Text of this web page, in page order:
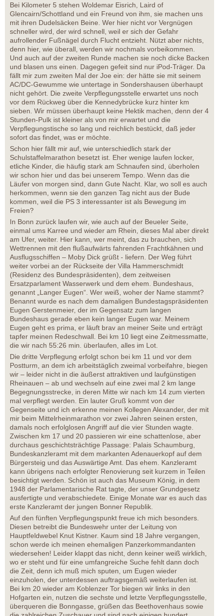
Bei Kilometer 5 stehen Woldemar Eisrich, Laird of
Glencairn/Schottland und ein Freund von ihm, sie machen uns
mit ihren Dudelsäcken Beine. Wer hier nicht vor Vergnügen
schneller wird, der wird schnell, weil er sich der Gefahr
aufrollender Fußnägel durch Flucht entzieht. Nützt aber nichts,
denn hier, wie überall, werden wir nochmals vorbeikommen.
Und auch auf der zweiten Runde machen sie noch dicke Backen
und blasen uns einen. Dagegen gefeit sind nur iPod-Träger. Da
fällt mir zum zweiten Mal der Joe ein: der hätte sie mit seinem
AC/DC-Gewumme wie untertage in Sondershausen überhaupt
nicht gehört. Die zweite Verpflegungsstelle erwartet uns noch
vor dem Rückweg über die Kennedybrücke kurz hinter km
sieben. Wir müssen überhaupt keine Hektik machen, denn der 4
Stunden-Pulk ist kleiner als von mir erwartet und die
Verpflegungstische so lang und reichlich bestückt, daß jeder
sofort das findet, was er möchte.
Schon hier fällt mir auf, wie unterschiedlich stark der
Schulstaffelmarathon besetzt ist. Eher wenige laufen locker,
etliche Kinder, die häufig stark am Schnaufen sind, überholen
wir schon hier und das bei unserem Tempo. Wenn das die
Läufer von morgen sind, dann Gute Nacht. Klar, wo soll es auch
herkommen, wenn sie den ganzen Tag nicht aus der Bude
kommen, weil die PS 3 interessanter ist als Bewegung im
Freien?
In Bonn zurück laufen wir, wie auch auf der Beueler Seite,
einmal ums Karree und wieder am Rhein, dieses Mal aber direkt
am Ufer, weiter. Hier kann, wer meint, das zu brauchen, sich
Wettrennen mit den flußaufwärts fahrenden Frachtkähnen und
Ausflugsschiffen – Moby Dick grüßt - liefern. Der Weg führt
weiter vorbei an der Rückseite der Villa Hammerschmidt
(Residenz des Bundespräsidenten), dem zeitweisen
Ersatzparlament Wasserwerk und dem ehem. Bundeshaus,
genannt „Langer Eugen“. Wer weiß, woher der Name stammt?
Benannt wurde es nach dem damaligen Bundestagspräsidenten
Eugen Gerstenmeier, der im Gegensatz zum langen
Bundeshaus gerade eben kein langer Eugen war. Meinem
Eugen geht es prima, er läuft brav an meiner Seite und erträgt
tapfer meinen Redeschwall. Bei km 10 liegt eine Zeitmessmatte,
die wir nach 55:26 min. überlaufen, alles im Lot.
Die dritte Verpflegung erfolgt schon bei km 11 und vor dem
Postturm, an dem ich arbeitstäglich zweimal vorbeifahre, biegen
wir – leider nicht in die äußerst attraktiven und laufgünstigen
Rheinauen – ab und wechseln auf eine zwei mal 2 km lange
Begegnungsstrecke, in deren Mitte wir nach km 14 zum vierten
mal verpflegt werden. Ein lauter Gruß kommt von der
Gegenseite und ich erkenne meinen Kollegen Alexander, der mit
mir beim Mittelrheinmarathon vor zwei Jahren seinen ersten,
damals noch erfolglosen Angriff auf die vier Stunden wagte.
Zwischen km 17 und 20 passieren wir eine schattenlose, aber
durchaus geschichtsträchtige Passage: Palais Schaumburg,
Bundeskanzleramt mit dem markanten Adenauerkopf auf dem
Bürgersteig und das Auswärtige Amt. Das ehem. Kanzleramt
kann übrigens nach erfolgter Renovierung seit kurzem in Teilen
besichtigt werden. Schön ist auch das Museum König, in dem
1948 der Parlamentarische Rat tagte, der unser Grundgesetz
ausfertigte und verabschiedete. Einige Monate war es auch das
erste Kanzleramt der jungen Bonner Republik.
Auf den fünften Verpflegungspunkt freue ich mich besonders.
Diesen betreibt die Bundeswehr unter der Leitung von
Hauptfeldwebel Knut Kistner. Kaum sind 18 Jahre vergangen,
schon werde ich meinen ehemaligen Panzerkommandanten
wiedersehen! Leider klappt das nicht, denn keiner weiß wirklich,
wo er steht und für eine umfangreiche Suche fehlt dann doch
die Zeit, denn ich muß mich sputen, um Eugen wieder
einzuholen, der unterdessen auftragsgemäß weiterlaufen ist.
Bei km 20 wieder am Koblenzer Tor biegen wir links in den
Hofgarten ein, nutzen die sechste und letzte Verpflegungsstelle,
überqueren die Bonngasse, grüßen das Beethovenhaus sowie